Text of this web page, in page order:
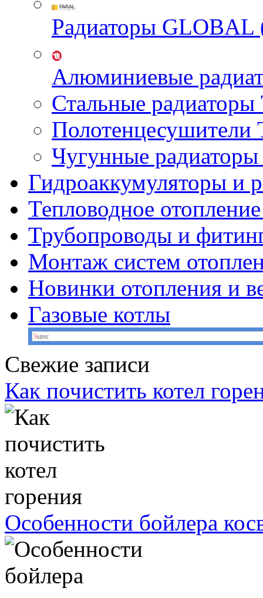
Радиаторы GLOBAL
Алюминиевые
Стальные
Чугунные
Гидроаккумуляторы и
Тепловодное
Трубопроводы и
Монтаж систем
Новинки отопления и
Газовые котлы
Свежие записи
Как почистить котел
Особенности бойлера